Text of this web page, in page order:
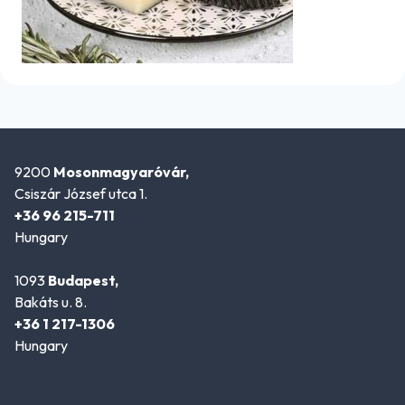
9200 Mosonmagyaróvár,
Csiszár József utca 1.
+36 96 215-711
Hungary
1093 Budapest,
Bakáts u. 8.
+36 1 217-1306
Hungary